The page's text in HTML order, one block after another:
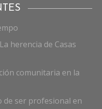
herencia de Casas
comunitaria en la
de ser profesional en